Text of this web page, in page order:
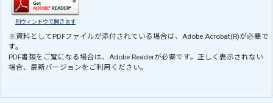
別ウィンドウで開きます
※資料としてPDFファイルが添付されている場合は、Adobe Acrobat(R)が必要で
す。
PDF書類をご覧になる場合は、Adobe Readerが必要です。正しく表示されない
場合、最新バージョンをご利用ください。